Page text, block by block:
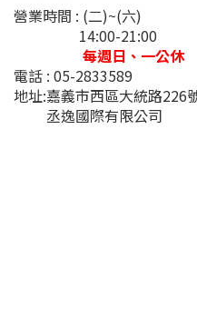
營業時間 : (二)~(六)
14:00-21:00
每週日、一公休
電話 : 05-2833589
地址:嘉義市西區大統路226
丞逸國際有限公司